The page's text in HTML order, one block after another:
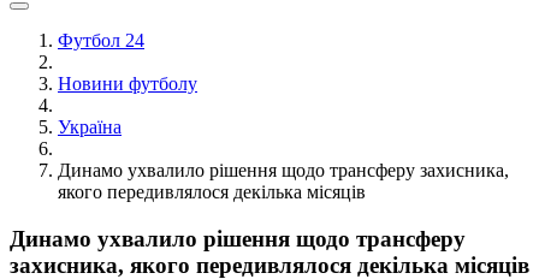
Футбол 24
Новини футболу
Україна
Динамо ухвалило рішення щодо трансферу захисника,
якого передивлялося декілька місяців
Динамо ухвалило рішення щодо трансферу
захисника, якого передивлялося декілька місяців